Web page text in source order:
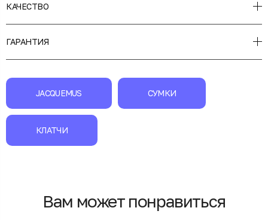
КАЧЕСТВО
ГАРАНТИЯ
JACQUEMUS СУМКИ
КЛАТЧИ
Вам может понравиться